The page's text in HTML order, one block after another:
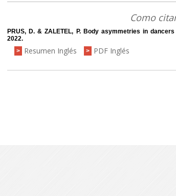
Como
PRUS, D. & ZALETEL, P. Body asymmetries in
2022.
>
Resumen Inglés > PDF Inglés